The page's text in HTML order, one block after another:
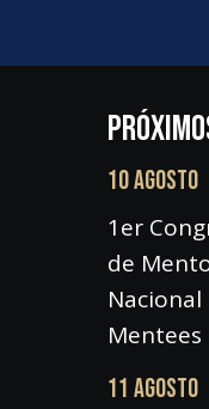
10 AGOSTO
1er
de
Mentees
11 AGOSTO